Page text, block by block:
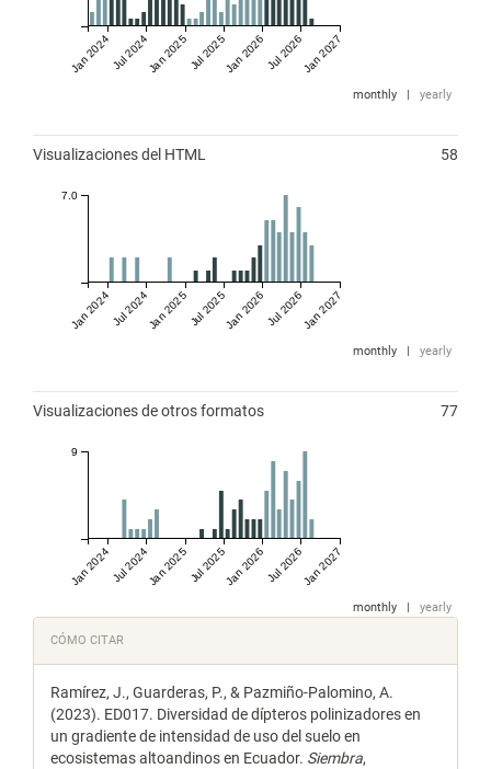
Jan 2024Jul 2024Jan 2025Jul 2025Jan 2026Jul 2026Jan 2027
monthly yearly
Visualizaciones del HTML 58
Jan 2024Jul 2024Jan 2025Jul 2025Jan 2026Jul 2026Jan 2027
7.0
monthly yearly
Visualizaciones de otros formatos 77
Jan 2024Jul 2024Jan 2025Jul 2025Jan 2026Jul 2026Jan 2027
9
monthly yearly
Detalles
del
artículo
CÓMO CITAR
Ramírez, J., Guarderas, P., & Pazmiño-Palomino, A.
(2023). ED017. Diversidad de dípteros polinizadores en
un gradiente de intensidad de uso del suelo en
ecosistemas altoandinos en Ecuador. Siembra,